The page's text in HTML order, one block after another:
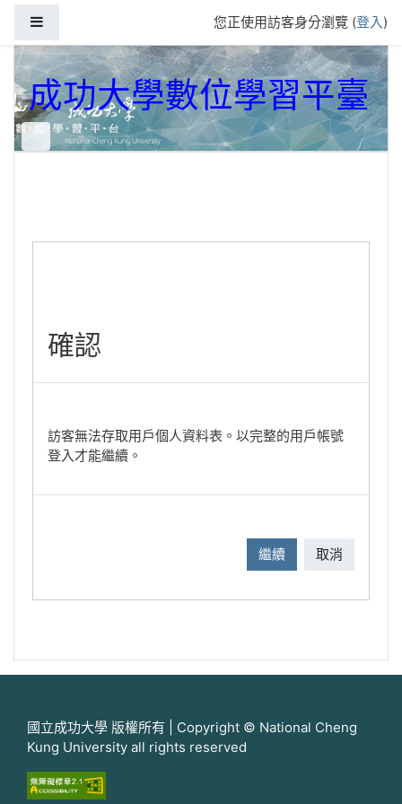
您正使用訪客身分瀏覽 (登入)
成功大學數位學習平臺
確認
訪客無法存取用戶個人資料表。以完整的用戶帳號
登入才能繼續。
繼續 取消
國立成功大學 版權所有 | Copyright © National Cheng
Kung University all rights reserved